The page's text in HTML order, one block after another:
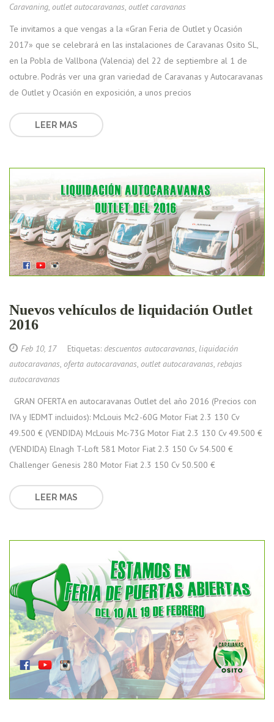
Caravaning, outlet autocaravanas, outlet caravanas
Te invitamos a que vengas a la «Gran Feria de Outlet y Ocasión
2017» que se celebrará en las instalaciones de Caravanas Osito SL,
en la Pobla de Vallbona (Valencia) del 22 de septiembre al 1 de
octubre. Podrás ver una gran variedad de Caravanas y Autocaravanas
de Outlet y Ocasión en exposición, a unos precios
LEER MAS
Nuevos vehículos de liquidación Outlet
2016
Feb 10, 17Etiquetas: descuentos autocaravanas, liquidación
autocaravanas, oferta autocaravanas, outlet autocaravanas, rebajas
autocaravanas
GRAN OFERTA en autocaravanas Outlet del año 2016 (Precios con
IVA y IEDMT incluidos): McLouis Mc2-60G Motor Fiat 2.3 130 Cv
49.500 € (VENDIDA) McLouis Mc-73G Motor Fiat 2.3 130 Cv 49.500 €
(VENDIDA) Elnagh T-Loft 581 Motor Fiat 2.3 150 Cv 54.500 €
Challenger Genesis 280 Motor Fiat 2.3 150 Cv 50.500 €
LEER MAS